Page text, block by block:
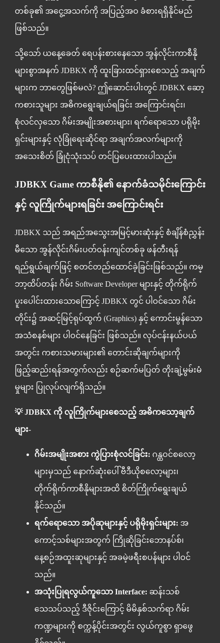
တစ်ခု၏ အငွေ့အသက်ကို အပြည့်အဝ ခံစားရရှိနိုင်မည်
ဖြစ်သည်။
သို့သော် ယနေ့ခေတ် ရေပန်းစားနေသော အွန်လိုင်းကာစီနို
များစွာအနက် JDBKX ကို ထူးခြားထင်ရှားစေသည့် အချက်
များက ဘာ‌တွေဖြစ်မလဲ? ဤဆောင်းပါးတွင် JDBKX ဆော့
ကစားသူများ အဓိကရွေးချယ်ရခြင်း အကြောင်းရင်း၊
စုံလင်လှသော ဂိမ်းအမျိုးအစားများ၊ ရက်ရောသော ပရိုမိုး
ရှင်းများနှင့် လုံခြုံရေးဆိုင်ရာ အချက်အလက်များကို
အသေးစိတ် ခြုံငုံသုံးသပ် တင်ပြပေးထားပါသည်။
JDBKX Game ကာစီနို၏ နောက်ခံသမိုင်းကြောင်း
နှင့် လူကြိုက်များရခြင်း အကြောင်းရင်း
JDBKX သည် အရည်အသွေးအမြင့်မားဆုံးနှင့် စံချိန်စံညွှန်း
မီသော အွန်လိုင်းဂိမ်းပတ်ဝန်းကျင်တစ်ခု ဖန်တီးရန်
ရည်ရွယ်ချက်ဖြင့် စတင်တည်ထောင်ခဲ့ခြင်းဖြစ်သည်။ ကမ္
ဘာ့ထိပ်တန်း ဂိမ်း Software Developer များနှင့် တိုက်ရိုက်
ပူးပေါင်းထားသောကြောင့် JDBKX တွင် ပါဝင်သော ဂိမ်း
တိုင်း၌ အဆင့်မြင့်ရုပ်ထွက် (Graphics) နှင့် ကောင်းမွန်သော
အသံစနစ်များ ပါဝင်နေခြင်း ဖြစ်သည်။ လုပ်ငန်းနယ်ပယ်
အတွင်း ကစားသမားများ၏ တောင်းဆိုချက်များကို
ဖြည့်ဆည်းရန်အတွက်လည်း စဉ်ဆက်မပြတ် တိုးချဲ့မွမ်းမံ
မှုများ ပြုလုပ်လျက်ရှိသည်။
💡 JDBKX ကို လူကြိုက်များစေသည့် အဓိကသော့ချက်
များ-
ဂိမ်းအမျိုးအစား ကွဲပြားစုံလင်ခြင်း: ဂန္ထဝင်စလော့
များမှသည် နောက်ဆုံးပေါ် ဗီဒီယိုစလော့များ၊
တိုက်ရိုက်ကာစီနိုများအထိ စိတ်ကြိုက်ရွေးချယ်
နိုင်သည်။
ရက်ရောသော အပိုဆုများနှင့် ပရိုမိုးရှင်းများ: အ
ကောင့်သစ်များအတွက် ကြိုဆိုခြင်းဘောနပ်စ်၊
နေ့စဉ်အထူးဆုများနှင့် အခမဲ့ဖရီးစပန်များ ပါဝင်
သည်။
အသုံးပြုရလွယ်ကူသော Interface: ဆန်းသစ်
သေသပ်သည့် ဒီဇိုင်းကြောင့် မိမိနှစ်သက်ရာ ဂိမ်း
ကဏ္ဍများကို စက္ကန့်ပိုင်းအတွင်း လွယ်ကူစွာ ရှာဖွေ